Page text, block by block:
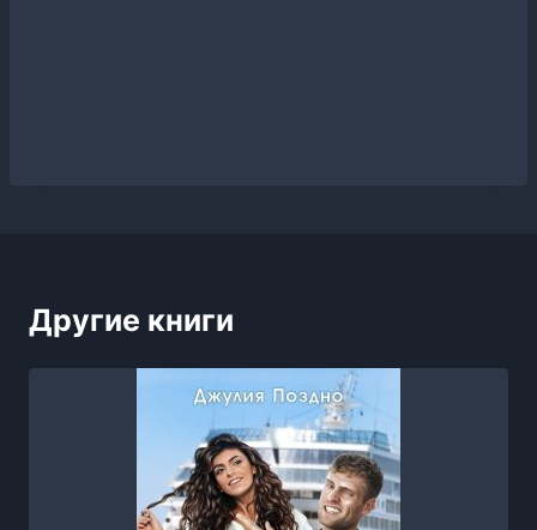
Другие книги